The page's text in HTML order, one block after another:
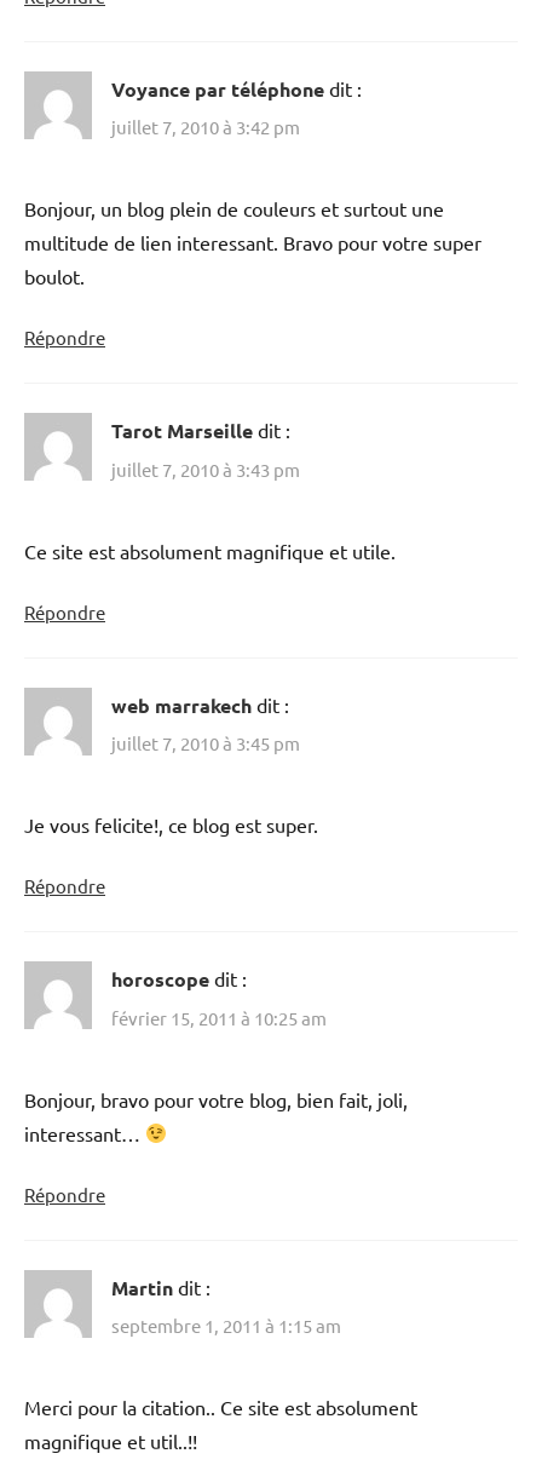
Voyance par téléphone dit :
juillet 7, 2010 à 3:42 pm
Bonjour, un blog plein de couleurs et surtout une
multitude de lien interessant. Bravo pour votre super
boulot.
Répondre
Tarot Marseille dit :
juillet 7, 2010 à 3:43 pm
Ce site est absolument magnifique et utile.
Répondre
web marrakech dit :
juillet 7, 2010 à 3:45 pm
Je vous felicite!, ce blog est super.
Répondre
horoscope dit :
février 15, 2011 à 10:25 am
Bonjour, bravo pour votre blog, bien fait, joli,
interessant…
Répondre
Martin dit :
septembre 1, 2011 à 1:15 am
Merci pour la citation.. Ce site est absolument
magnifique et util..!!